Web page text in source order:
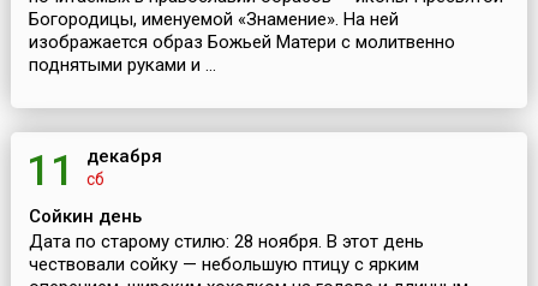
Богородицы, именуемой «Знамение». На ней
изображается образ Божьей Матери с молитвенно
поднятыми руками и ...
11 декабря
сб
Сойкин день
Дата по старому стилю: 28 ноября. В этот день
чествовали сойку — небольшую птицу с ярким